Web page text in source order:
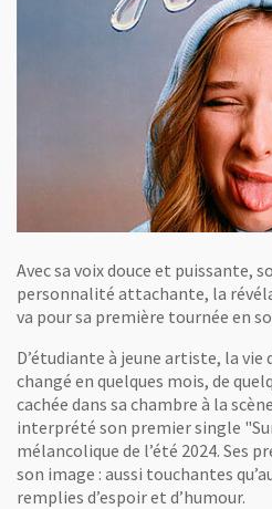
Avec sa voix douce et puissante,
personnalité attachante, la
va pour sa première tournée en
D’étudiante à jeune artiste, la vie
changé en quelques mois, de
cachée dans sa chambre à la
interprété son premier single
mélancolique de l’été 2024. Ses
son image : aussi touchantes
remplies d’espoir et d’humour.